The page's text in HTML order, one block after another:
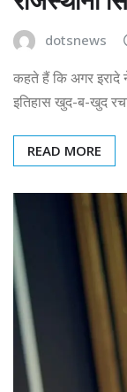
dotsnews
कहते हैं कि अगर इरादे
इतिहास खुद-ब-खुद
READ MORE